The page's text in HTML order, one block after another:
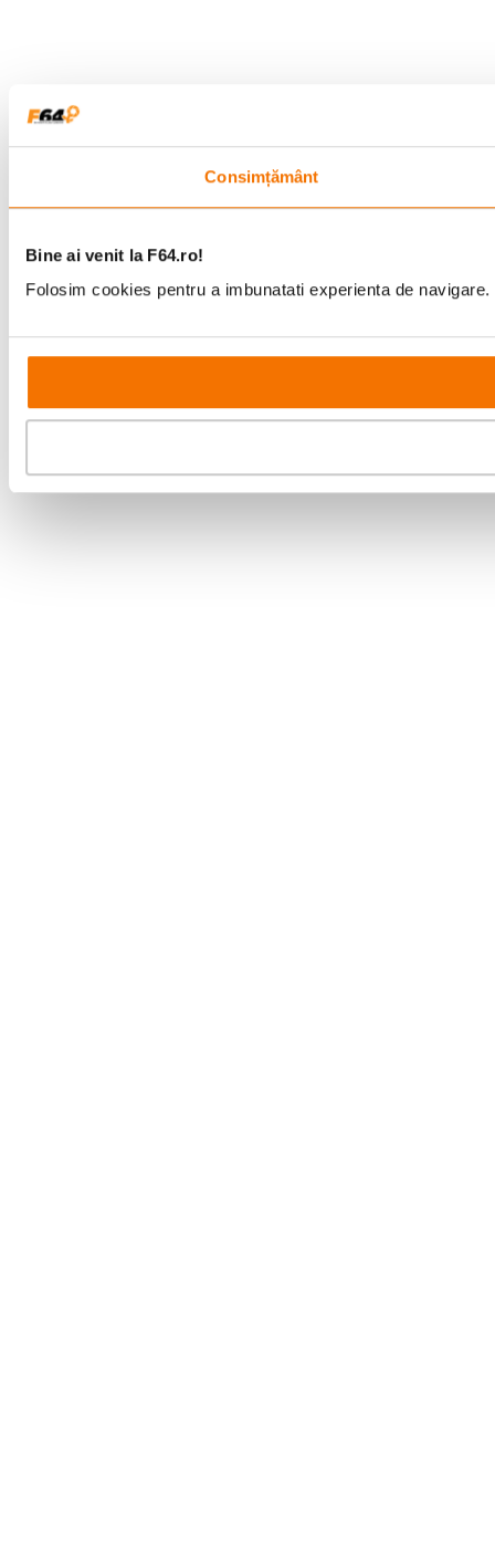
Consimțământ
Bine ai venit la F64.ro!
Folosim cookies pentru a imbunatati experienta de